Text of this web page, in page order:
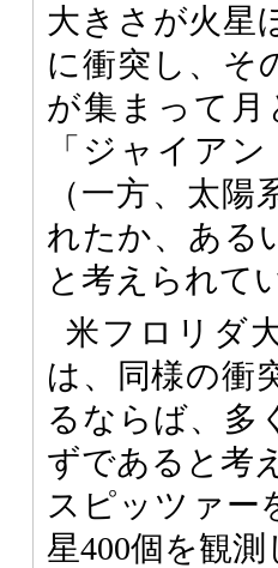
大きさが火星
に衝突し、そ
が集まって
「ジャイア
（一方、太
れたか、ある
と考えられて
米フロリダ
は、同様の衝
るならば、多
ずであると考
スピッツァー
星400個を観測